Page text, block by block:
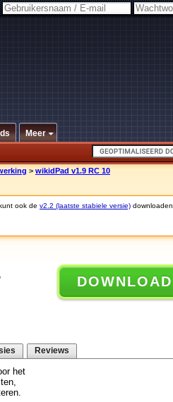
Meer
> wikidPad v1.9 RC 10
ook de v2.2 (laatste stabiele versie) downloaden.
DOWNLOAD
Reviews
het